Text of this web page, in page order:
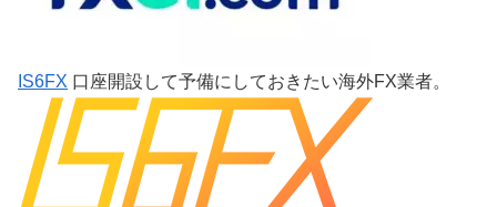
IS6FX 口座開設して予備にしておきたい海外FX業者。